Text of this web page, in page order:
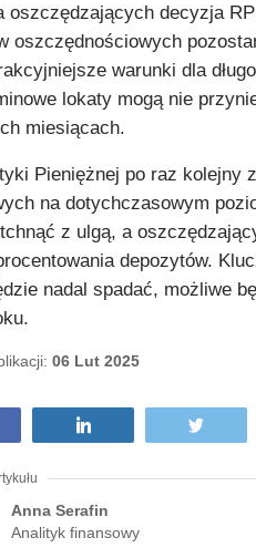
oszczędzających decyzja
oszczędnościowych
warunki dla
lokaty mogą nie
miesiącach.
Pieniężnej po raz kolejny
na dotychczasowym
z ulgą, a
depozytów.
nadal spadać, możliwe
06 Lut 2025
Anna Serafin
Analityk finansowy